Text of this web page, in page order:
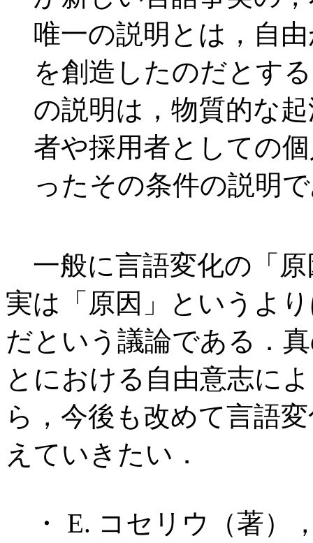
唯一の説明とは，自
を創造したのだとす
の説明は，物質的な
者や採用者としての
ったその条件の説明
一般に言語変化の「
実は「原因」というよ
だという議論である．
とにおける自由意志に
ら，今後も改めて言語
えていきたい．
・ E. コセリウ（著）